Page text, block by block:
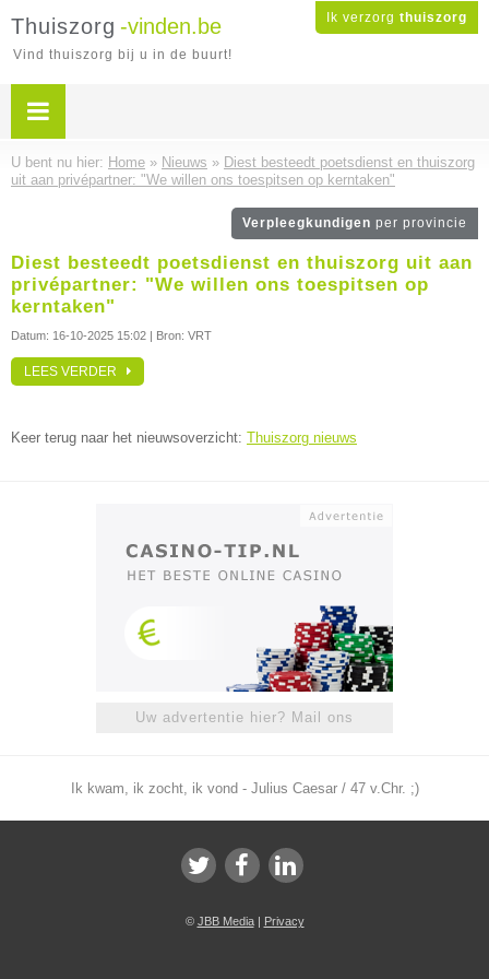
Ik verzorg thuiszorg
Thuiszorg -vinden.be
Vind thuiszorg bij u in de buurt!
U bent nu hier: Home » Nieuws » Diest besteedt poetsdienst en thuiszorg
uit aan privépartner: "We willen ons toespitsen op kerntaken"
Verpleegkundigen per provincie
Diest besteedt poetsdienst en thuiszorg uit aan
privépartner: "We willen ons toespitsen op
kerntaken"
Datum: 16-10-2025 15:02 | Bron: VRT
LEES VERDER
Keer terug naar het nieuwsoverzicht: Thuiszorg nieuws
Uw advertentie hier? Mail ons
Ik kwam, ik zocht, ik vond - Julius Caesar / 47 v.Chr. ;)
© JBB Media| Privacy